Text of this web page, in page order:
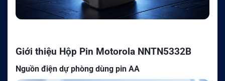
Giới thiệu Hộp Pin Motorola NNTN5332B
Nguồn điện dự phòng dùng pin AA